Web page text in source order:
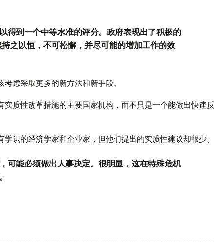
得到一个中等水准的评分。政府表现出了积极的
之以恒，不可松懈，并尽可能的增加工作的效
虑采取更多的新方法和新手段。
质性改革措施的主要国家机构，而不只是一个能做出快速反
识的经济学家和企业家，但他们提出的实质性建议却很少。
可能必须做出人事决定。很明显，这在特殊危机